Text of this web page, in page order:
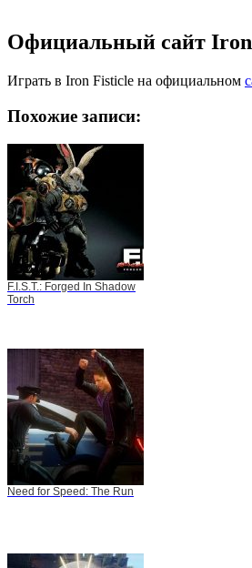
Официальный сайт
Играть в Iron Fisticle на официальном
Похожие записи:
F.I.S.T.: Forged In Shadow
Torch
Need for Speed: The Run